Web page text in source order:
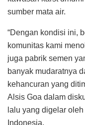
sumber mata air.
“Dengan kondisi ini,
komunitas kami
juga pabrik semen
banyak mudaratnya
kehancuran yang
Alsis Goa dalam
lalu yang digelar
Indonesia.